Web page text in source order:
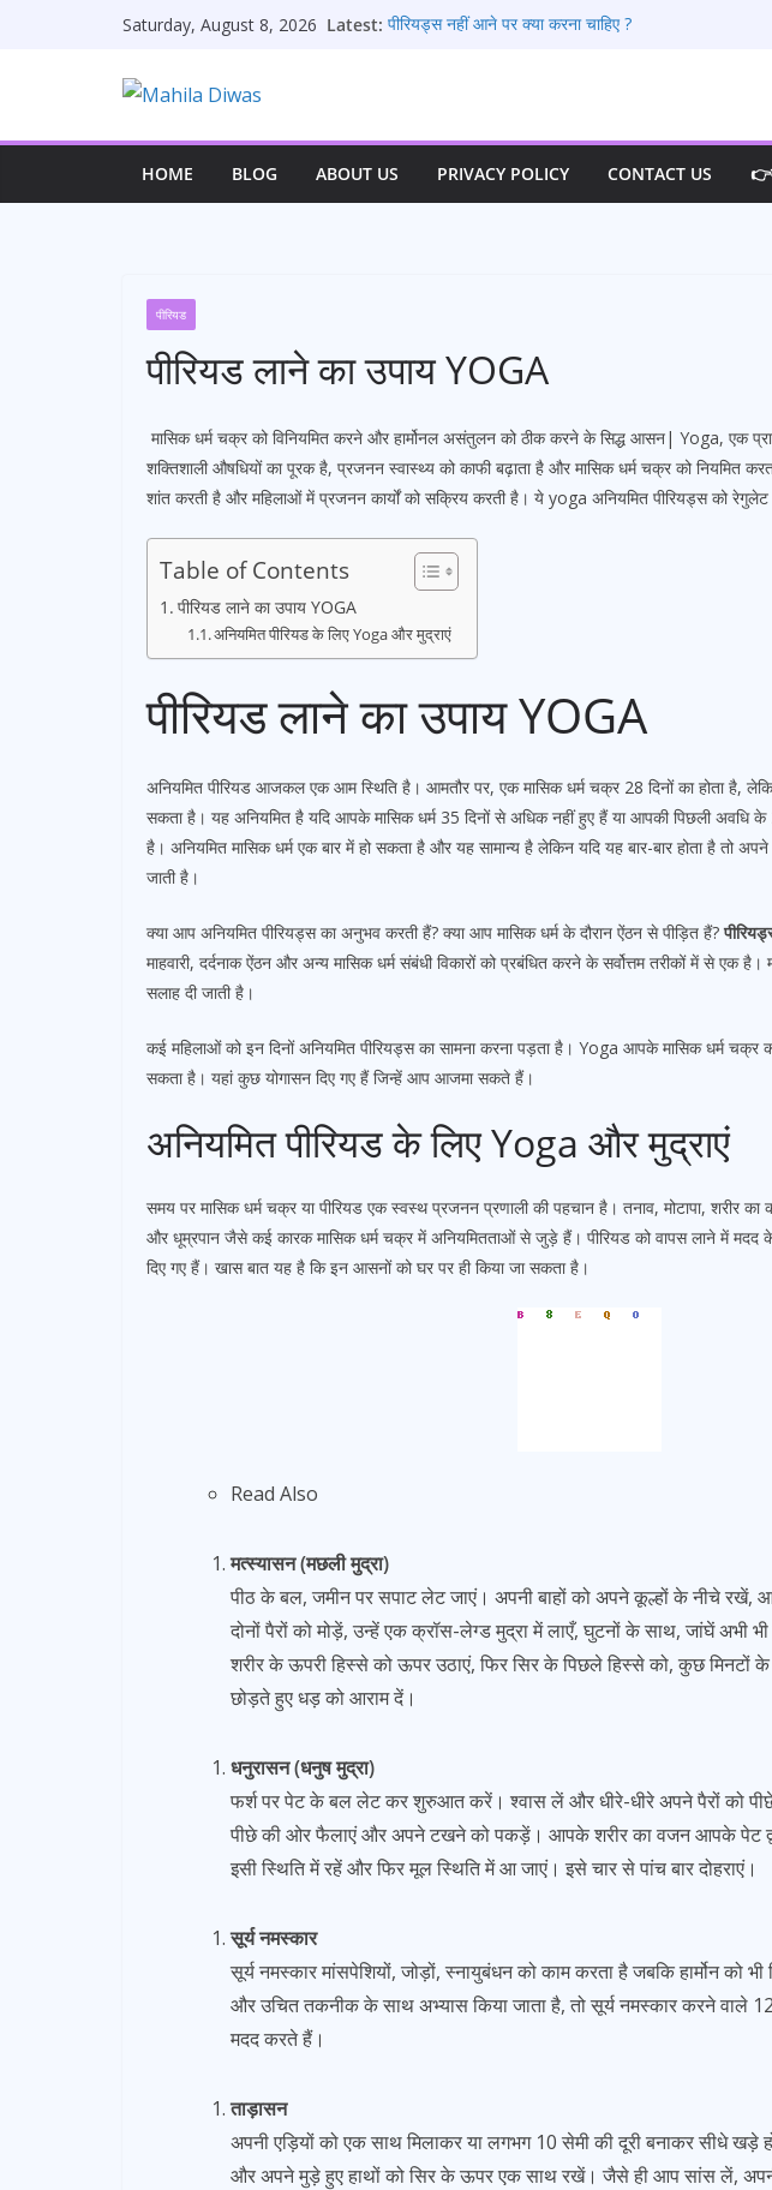
Saturday, August 8, 2026 Latest: पीरियड्स नहीं आने पर क्या करना चाहिए ?
HOME BLOG ABOUT US PRIVACY POLICY CONTACT US
पीरियड
पीरियड लाने का उपाय YOGA
मासिक धर्म चक्र को विनियमित करने और हार्मोनल असंतुलन को ठीक करने के सिद्ध आसन| Yoga, एक
शक्तिशाली औषधियों का पूरक है, प्रजनन स्वास्थ्य को काफी बढ़ाता है और मासिक धर्म चक्र को नियमित
शांत करती है और महिलाओं में प्रजनन कार्यों को सक्रिय करती है। ये yoga अनियमित पीरियड्स को
Table of Contents
पीरियड लाने का उपाय YOGA
अनियमित पीरियड के लिए Yoga और मुद्राएं
पीरियड लाने का उपाय YOGA
अनियमित पीरियड आजकल एक आम स्थिति है। आमतौर पर, एक मासिक धर्म चक्र 28 दिनों का होता है,
सकता है। यह अनियमित है यदि आपके मासिक धर्म 35 दिनों से अधिक नहीं हुए हैं या आपकी पिछली अवधि
है। अनियमित मासिक धर्म एक बार में हो सकता है और यह सामान्य है लेकिन यदि यह बार-बार होता है तो
जाती है।
क्या आप अनियमित पीरियड्स का अनुभव करती हैं? क्या आप मासिक धर्म के दौरान ऐंठन से पीड़ित हैं?
माहवारी, दर्दनाक ऐंठन और अन्य मासिक धर्म संबंधी विकारों को प्रबंधित करने के सर्वोत्तम तरीकों में से एक
सलाह दी जाती है।
कई महिलाओं को इन दिनों अनियमित पीरियड्स का सामना करना पड़ता है। Yoga आपके मासिक धर्म चक्र
सकता है। यहां कुछ योगासन दिए गए हैं जिन्हें आप आजमा सकते हैं।
अनियमित पीरियड के लिए Yoga और मुद्राएं
समय पर मासिक धर्म चक्र या पीरियड एक स्वस्थ प्रजनन प्रणाली की पहचान है। तनाव, मोटापा, शरीर का
और धूम्रपान जैसे कई कारक मासिक धर्म चक्र में अनियमितताओं से जुड़े हैं। पीरियड को वापस लाने में मदद
दिए गए हैं। खास बात यह है कि इन आसनों को घर पर ही किया जा सकता है।
Read Also
मत्स्यासन (मछली मुद्रा)
पीठ के बल, जमीन पर सपाट लेट जाएं। अपनी बाहों को अपने कूल्हों के नीचे रखें,
दोनों पैरों को मोड़ें, उन्हें एक क्रॉस-लेग्ड मुद्रा में लाएँ, घुटनों के साथ, जांघें अभी
शरीर के ऊपरी हिस्से को ऊपर उठाएं, फिर सिर के पिछले हिस्से को, कुछ मिनटों
छोड़ते हुए धड़ को आराम दें।
धनुरासन (धनुष मुद्रा)
फर्श पर पेट के बल लेट कर शुरुआत करें। श्वास लें और धीरे-धीरे अपने पैरों को
पीछे की ओर फैलाएं और अपने टखने को पकड़ें। आपके शरीर का वजन आपके पेट
इसी स्थिति में रहें और फिर मूल स्थिति में आ जाएं। इसे चार से पांच बार दोहराएं।
सूर्य नमस्कार
सूर्य नमस्कार मांसपेशियों, जोड़ों, स्नायुबंधन को काम करता है जबकि हार्मोन को
और उचित तकनीक के साथ अभ्यास किया जाता है, तो सूर्य नमस्कार करने वाले
मदद करते हैं।
ताड़ासन
अपनी एड़ियों को एक साथ मिलाकर या लगभग 10 सेमी की दूरी बनाकर सीधे
और अपने मुड़े हुए हाथों को सिर के ऊपर एक साथ रखें। जैसे ही आप सांस लें,